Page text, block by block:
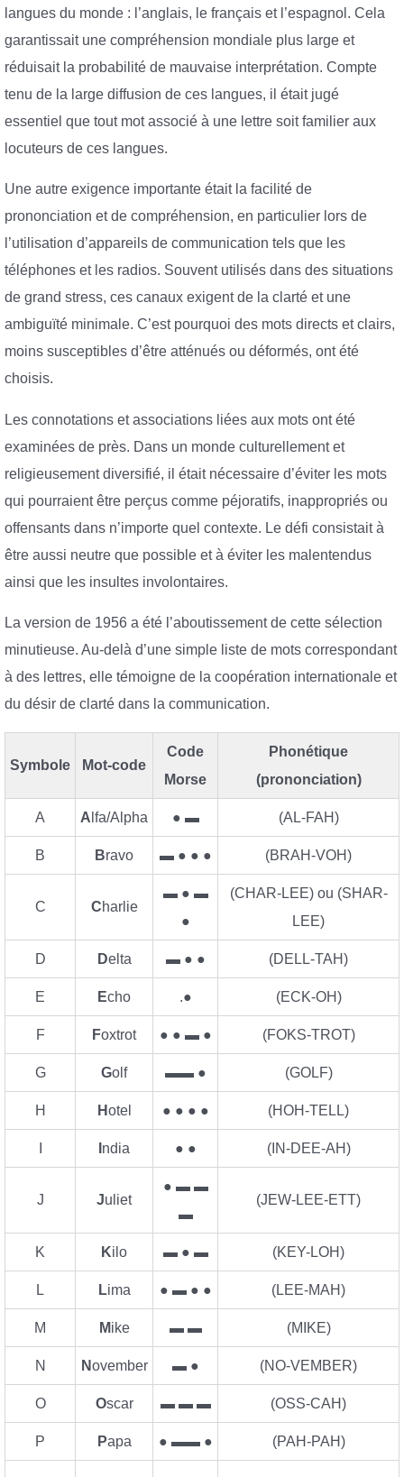
langues du monde : l’anglais, le français et l’espagnol. Cela
garantissait une compréhension mondiale plus large et
réduisait la probabilité de mauvaise interprétation. Compte
tenu de la large diffusion de ces langues, il était jugé
essentiel que tout mot associé à une lettre soit familier aux
locuteurs de ces langues.
Une autre exigence importante était la facilité de
prononciation et de compréhension, en particulier lors de
l’utilisation d’appareils de communication tels que les
téléphones et les radios. Souvent utilisés dans des situations
de grand stress, ces canaux exigent de la clarté et une
ambiguïté minimale. C’est pourquoi des mots directs et clairs,
moins susceptibles d’être atténués ou déformés, ont été
choisis.
Les connotations et associations liées aux mots ont été
examinées de près. Dans un monde culturellement et
religieusement diversifié, il était nécessaire d’éviter les mots
qui pourraient être perçus comme péjoratifs, inappropriés ou
offensants dans n’importe quel contexte. Le défi consistait à
être aussi neutre que possible et à éviter les malentendus
ainsi que les insultes involontaires.
La version de 1956 a été l’aboutissement de cette sélection
minutieuse. Au-delà d’une simple liste de mots correspondant
à des lettres, elle témoigne de la coopération internationale et
du désir de clarté dans la communication.
Symbole Mot-code
Code
Morse
Phonétique
(prononciation)
A A lfa/Alpha ● ▬ (AL-FAH)
B Bravo ▬ ● ● ● (BRAH-VOH)
C Charlie
▬ ● ▬
●
(CHAR-LEE) ou (SHAR-
LEE)
D Delta ▬ ● ● (DELL-TAH)
E Echo .● (ECK-OH)
F Foxtrot ● ● ▬ ● (FOKS-TROT)
G Golf ▬▬ ● (GOLF)
H Hotel ● ● ● ● (HOH-TELL)
ndia ● ● (IN-DEE-AH)
J Juliet
● ▬ ▬
▬
(JEW-LEE-ETT)
K Kilo ▬ ● ▬ (KEY-LOH)
L Lima ● ▬ ● ● (LEE-MAH)
M Mike ▬ ▬ (MIKE)
N November ▬ ● (NO-VEMBER)
O Oscar ▬ ▬ ▬ (OSS-CAH)
P Papa ● ▬▬ ● (PAH-PAH)